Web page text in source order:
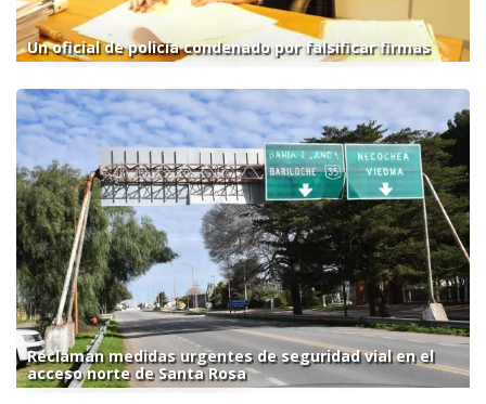
Un oficial de policía condenado por falsificar firmas
Reclaman medidas urgentes de seguridad vial en el
acceso norte de Santa Rosa